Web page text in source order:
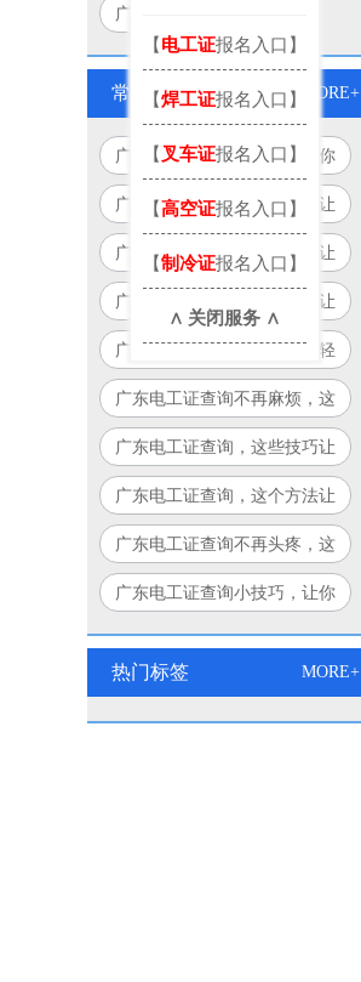
广州电工考试地点
常见问题 MORE+
广东电工证查询全攻略，让你
查询更轻松！
广东电工证查询，这些技巧让
你轻松搞定！
广东电工证查询，这个方法让
你告别繁琐流程！
广东电工证查询必备指南，让
你少走弯路！
广东电工证查询攻略：让你轻
松搞定，永不迷路！
广东电工证查询不再麻烦，这
个方法让你省时又省力！
广东电工证查询，这些技巧让
你事半功倍！
广东电工证查询，这个方法让
你告别繁琐！
广东电工证查询不再头疼，这
个方法让你豁然开朗！
广东电工证查询小技巧，让你
热门标签 MORE+
【电工证报名入口】
【焊工证报名入口】
【 叉车证报名入口】
【高空证报名入口】
【制冷证报名入口】
∧ 关闭服务 ∧